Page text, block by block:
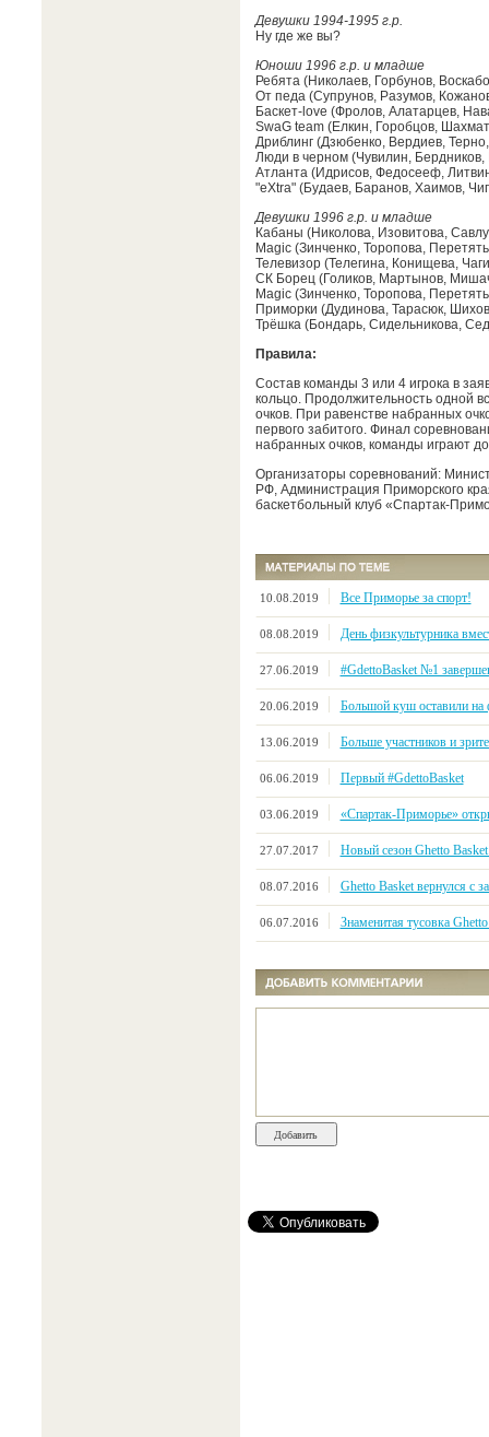
Девушки 1994-1995 г.р.
Ну где же вы?
Юноши 1996 г.р. и младше
Ребята (Николаев, Горбунов,
От педа (Супрунов, Разумов,
Баскет-love (Фролов, Алатарцев,
SwaG team (Елкин, Горобцов,
Дриблинг (Дзюбенко, Вердиев,
Люди в черном (Чувилин, Бердников,
Атланта (Идрисов, Федосееф,
"eXtra" (Будаев, Баранов, Хаимов,
Девушки 1996 г.р. и младше
Кабаны (Николова, Изовитова,
Magic (Зинченко, Торопова,
Телевизор (Телегина, Конищева,
СК Борец (Голиков, Мартынов,
Magic (Зинченко, Торопова,
Приморки (Дудинова, Тарасюк,
Трёшка (Бондарь, Сидельникова,
Правила:
Состав команды 3 или 4 игрока в
кольцо. Продолжительность одной
очков. При равенстве набранных
первого забитого. Финал
набранных очков, команды играют до
Организаторы соревнований:
РФ, Администрация Приморского
баскетбольный клуб «Спартак-
10.08.2019 Все Приморье за спорт!
08.08.2019 День физкультурника
27.06.2019 #GdettoBasket №1
20.06.2019 Большой куш оставили на
13.06.2019 Больше участников и
06.06.2019 Первый #GdettoBasket
03.06.2019 «Спартак-Приморье»
27.07.2017 Новый сезон Ghetto Basket
08.07.2016 Ghetto Basket вернулся с
06.07.2016 Знаменитая тусовка